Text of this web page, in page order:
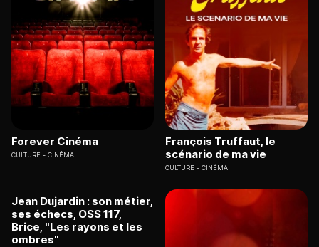
Forever Cinéma
CULTURE CINÉMA
François Truffaut, le
scénario de ma vie
CULTURE CINÉMA
Jean Dujardin : son métier,
ses échecs, OSS 117,
Brice, "Les rayons et les
ombres"